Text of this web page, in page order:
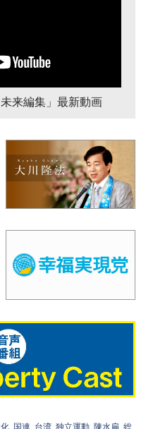
来編集」最新動画
国連 台湾 独立運動 陳水扁 総